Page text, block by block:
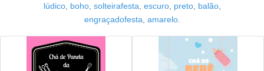
lúdico, boho, solteirafesta escuro, preto, balão,
engraçadofesta amarelo.